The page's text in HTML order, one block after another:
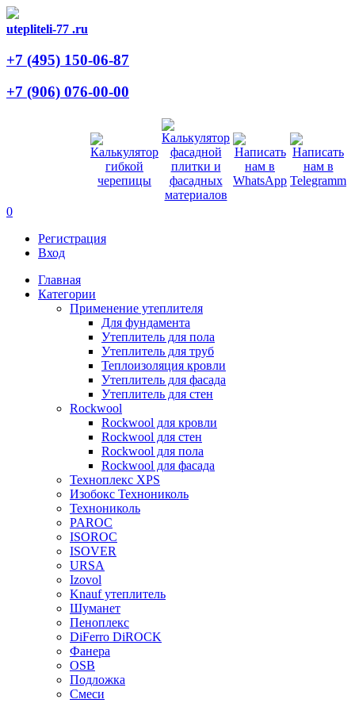
utepliteli-77 .ru
+7 (495) 150-06-87
+7 (906) 076-00-00
0
Регистрация
Вход
Главная
Категории
Применение утеплителя
Для фундамента
Утеплитель для пола
Утеплитель для труб
Теплоизоляция кровли
Утеплитель для фасада
Утеплитель для стен
Rockwool
Rockwool для кровли
Rockwool для стен
Rockwool для пола
Rockwool для фасада
Техноплекс XPS
Изобокс Технониколь
Технониколь
PAROC
ISOROC
ISOVER
URSA
Izovol
Knauf утеплитель
Шуманет
Пеноплекс
DiFerro DiROCK
Фанера
OSB
Подложка
Смеси